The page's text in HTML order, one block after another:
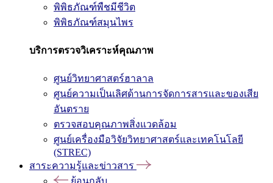
พิพิธภัณฑ์พืชมีชีวิต
พิพิธภัณฑ์สมุนไพร
บริการตรวจวิเคราะห์คุณภาพ
ศูนย์วิทยาศาสตร์ฮาลาล
ศูนย์ความเป็นเลิศด้านการจัดการสารและของเสีย
อันตราย
ตรวจสอบคุณภาพสิ่งแวดล้อม
ศูนย์เครื่องมือวิจัยวิทยาศาสตร์และเทคโนโลยี
(STREC)
สาระความรู้และข่าวสาร